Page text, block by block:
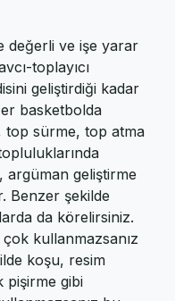
iyi
değerli ve işe yarar
toplayıcı
geliştirdiği kadar
basketbolda
top sürme, top atma
argüman geliştirme
Benzer şekilde
da körelirsiniz.
kullanmazsanız
koşu, resim